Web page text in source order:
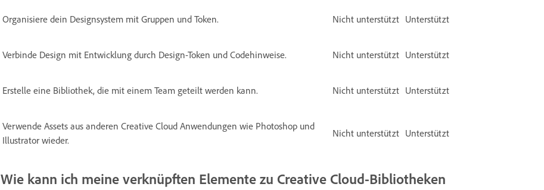
Organisiere dein Designsystem mit Gruppen und Token. Nicht unterstützt Unterstützt
Verbinde Design mit Entwicklung durch Design-Token und Codehinweise. Nicht unterstützt Unterstützt
Erstelle eine Bibliothek, die mit einem Team geteilt werden kann. Nicht unterstützt Unterstützt
Verwende Assets aus anderen Creative Cloud Anwendungen wie Photoshop und
Illustrator wieder.
Nicht unterstützt Unterstützt
Wie kann ich meine verknüpften Elemente zu Creative Cloud-Bibliotheken